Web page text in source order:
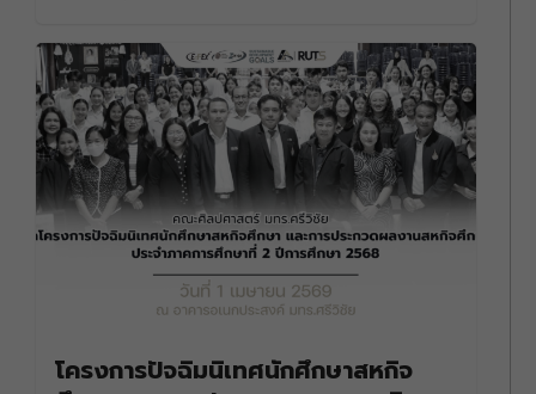
โครงการปัจฉิมนิเทศนักศึกษาสหกิจ